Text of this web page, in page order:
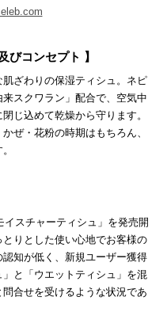
びコンセプト 】
ざわりの保湿ティシュ。ネピ
スクワラン」配合で、空気中
じ込めて乾燥から守ります。
ぜ・花粉の時期はもちろん、
スチャーティシュ」を発売開
りとした使い心地でお客様の
知が低く、新規ユーザー獲得
と「ウエットティシュ」を混
合せを受けるような状況であ